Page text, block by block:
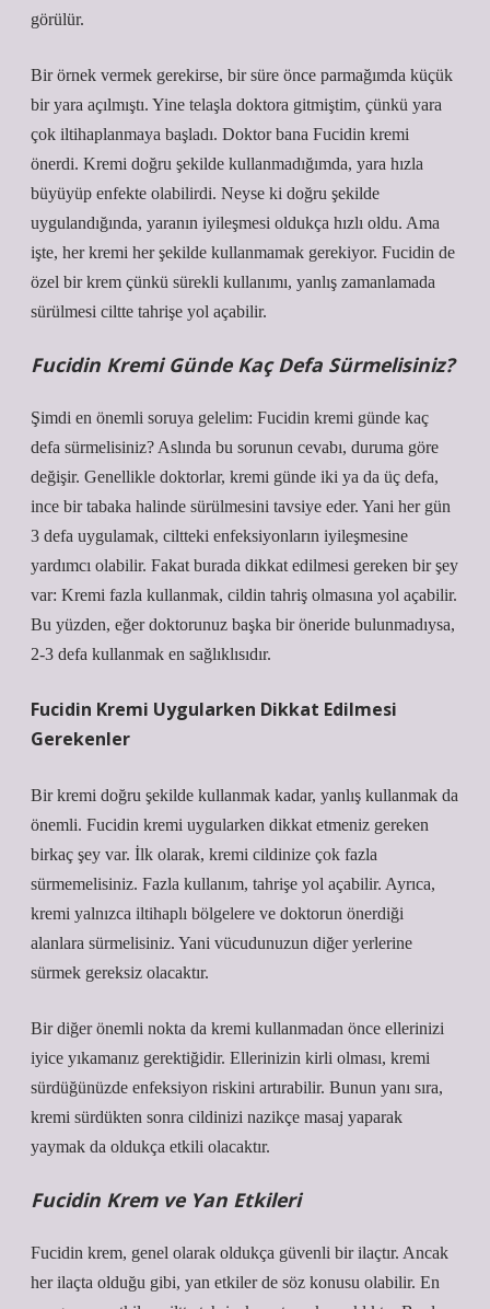
görülür.
Bir örnek vermek gerekirse, bir süre önce parmağımda küçük
bir yara açılmıştı. Yine telaşla doktora gitmiştim, çünkü yara
çok iltihaplanmaya başladı. Doktor bana Fucidin kremi
önerdi. Kremi doğru şekilde kullanmadığımda, yara hızla
büyüyüp enfekte olabilirdi. Neyse ki doğru şekilde
uygulandığında, yaranın iyileşmesi oldukça hızlı oldu. Ama
işte, her kremi her şekilde kullanmamak gerekiyor. Fucidin de
özel bir krem çünkü sürekli kullanımı, yanlış zamanlamada
sürülmesi ciltte tahrişe yol açabilir.
Fucidin Kremi Günde Kaç Defa Sürmelisiniz?
Şimdi en önemli soruya gelelim: Fucidin kremi günde kaç
defa sürmelisiniz? Aslında bu sorunun cevabı, duruma göre
değişir. Genellikle doktorlar, kremi günde iki ya da üç defa,
ince bir tabaka halinde sürülmesini tavsiye eder. Yani her gün
3 defa uygulamak, ciltteki enfeksiyonların iyileşmesine
yardımcı olabilir. Fakat burada dikkat edilmesi gereken bir şey
var: Kremi fazla kullanmak, cildin tahriş olmasına yol açabilir.
Bu yüzden, eğer doktorunuz başka bir öneride bulunmadıysa,
2-3 defa kullanmak en sağlıklısıdır.
Fucidin Kremi Uygularken Dikkat Edilmesi
Gerekenler
Bir kremi doğru şekilde kullanmak kadar, yanlış kullanmak da
önemli. Fucidin kremi uygularken dikkat etmeniz gereken
birkaç şey var. İlk olarak, kremi cildinize çok fazla
sürmemelisiniz. Fazla kullanım, tahrişe yol açabilir. Ayrıca,
kremi yalnızca iltihaplı bölgelere ve doktorun önerdiği
alanlara sürmelisiniz. Yani vücudunuzun diğer yerlerine
sürmek gereksiz olacaktır.
Bir diğer önemli nokta da kremi kullanmadan önce ellerinizi
iyice yıkamanız gerektiğidir. Ellerinizin kirli olması, kremi
sürdüğünüzde enfeksiyon riskini artırabilir. Bunun yanı sıra,
kremi sürdükten sonra cildinizi nazikçe masaj yaparak
yaymak da oldukça etkili olacaktır.
Fucidin Krem ve Yan Etkileri
Fucidin krem, genel olarak oldukça güvenli bir ilaçtır. Ancak
her ilaçta olduğu gibi, yan etkiler de söz konusu olabilir. En